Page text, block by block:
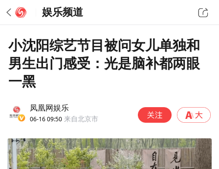
娱乐频道
小沈阳综艺节目被问女儿单独和
男生出门感受：光是脑补都两眼
一黑
凤凰网娱乐
06-16 09:50 来自北京市